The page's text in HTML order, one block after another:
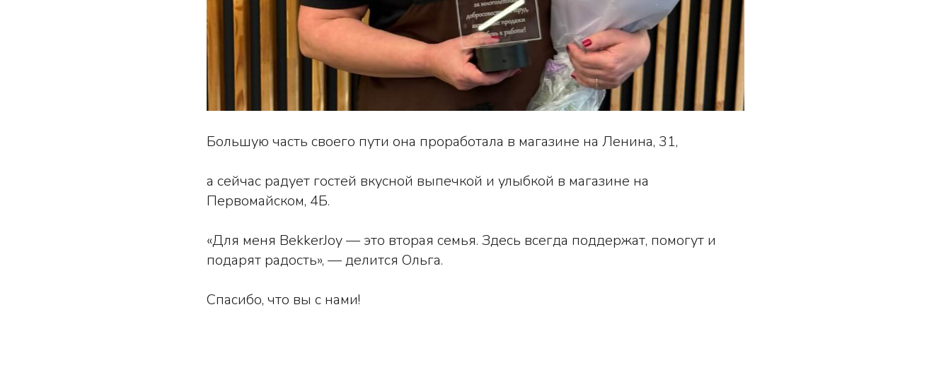
Большую часть своего пути она проработала в магазине на Ленина, 31,
а сейчас радует гостей вкусной выпечкой и улыбкой в магазине на
Первомайском, 4Б.
«Для меня BekkerJoy — это вторая семья. Здесь всегда поддержат, помогут и
подарят радость», — делится Ольга.
Спасибо, что вы с нами!